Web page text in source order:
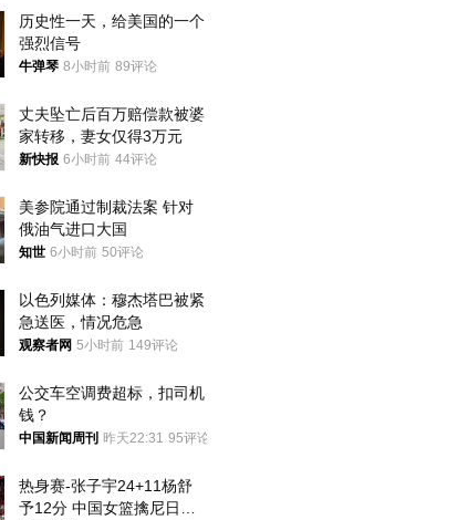
历史性一天，给美国的一个
强烈信号
牛弹琴 8小时前 89评论
丈夫坠亡后百万赔偿款被婆
家转移，妻女仅得3万元
新快报 6小时前 44评论
美参院通过制裁法案 针对
俄油气进口大国
知世 6小时前 50评论
以色列媒体：穆杰塔巴被紧
急送医，情况危急
观察者网 5小时前 149评论
公交车空调费超标，扣司机
钱？
中国新闻周刊 昨天22:31 95评论
热身赛-张子宇24+11杨舒
予12分 中国女篮擒尼日利